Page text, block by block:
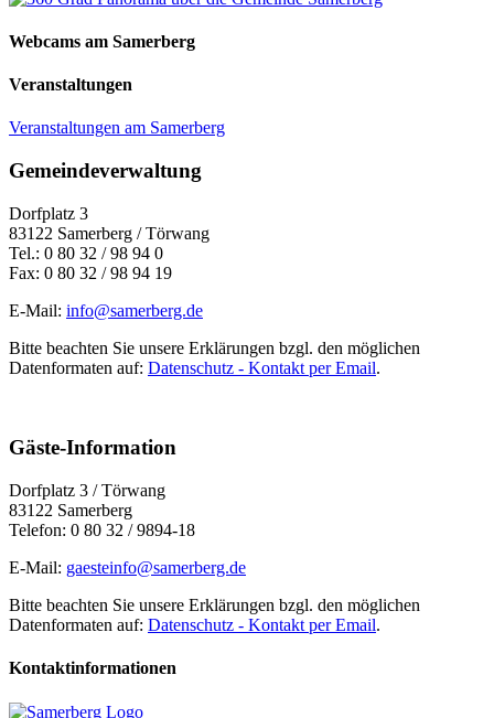
Webcams am Samerberg
Veranstaltungen
Veranstaltungen am Samerberg
Gemeindeverwaltung
Dorfplatz 3
83122 Samerberg / Törwang
Tel.: 0 80 32 / 98 94 0
Fax: 0 80 32 / 98 94 19
E-Mail: info@samerberg.de
Bitte beachten Sie unsere Erklärungen bzgl. den möglichen
Datenformaten auf: Datenschutz - Kontakt per Email.
Gäste-Information
Dorfplatz 3 / Törwang
83122 Samerberg
Telefon: 0 80 32 / 9894-18
E-Mail: gaesteinfo@samerberg.de
Bitte beachten Sie unsere Erklärungen bzgl. den möglichen
Datenformaten auf: Datenschutz - Kontakt per Email.
Kontaktinformationen